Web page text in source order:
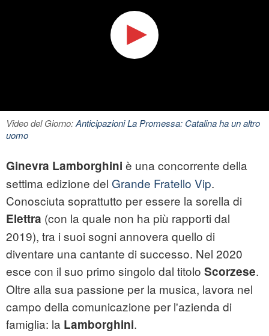
Video del Giorno:Anticipazioni La Promessa: Catalina ha un altro
uomo
Ginevra Lamborghini è una concorrente della
settima edizione del Grande Fratello Vip.
Conosciuta soprattutto per essere la sorella di
Elettra (con la quale non ha più rapporti dal
2019), tra i suoi sogni annovera quello di
diventare una cantante di successo. Nel 2020
esce con il suo primo singolo dal titolo Scorzese.
Oltre alla sua passione per la musica, lavora nel
campo della comunicazione per l'azienda di
famiglia: la Lamborghini.